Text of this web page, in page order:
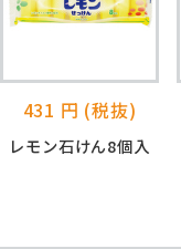
431 円 (税抜)
レモン石けん8個入